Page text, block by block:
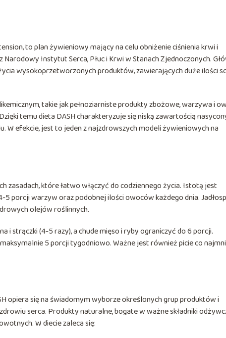
to plan żywieniowy mający na celu obniżenie ciśnienia krwi i
Instytut Serca, Płuc i Krwi w Stanach Zjednoczonych.
wysokoprzetworzonych produktów, zawierających duże ilości
takie jak pełnoziarniste produkty zbożowe, warzywa i
temu dieta DASH charakteryzuje się niską zawartością
efekcie, jest to jeden z najzdrowszych modeli żywieniowych na
zasadach, które łatwo włączyć do codziennego życia. Istotą jest
porcji warzyw oraz podobnej ilości owoców każdego dnia.
olejów roślinnych.
i strączki (4-5 razy), a chude mięso i ryby ograniczyć do 6 porcji.
5 porcji tygodniowo. Ważne jest również picie co
opiera się na świadomym wyborze określonych grup produktów i
serca. Produkty naturalne, bogate w ważne składniki
W diecie zaleca się: